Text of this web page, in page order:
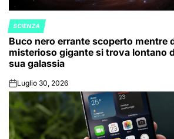
POSTED
IN
SCIENZA
Buco nero errante scoperto mentre
misterioso gigante si trova lontano
sua galassia
onLuglio 30, 2026